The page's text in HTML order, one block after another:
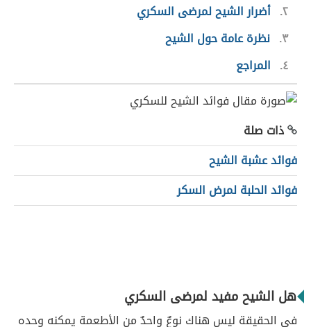
٢ أضرار الشيح لمرضى السكري
٣ نظرة عامة حول الشيح
٤
المراجع
ذات صلة
فوائد عشبة الشيح
فوائد الحلبة لمرض السكر
هل الشيح مفيد لمرضى السكري
في الحقيقة ليس هناك نوعٌ واحدٌ من الأطعمة يمكنه وحده